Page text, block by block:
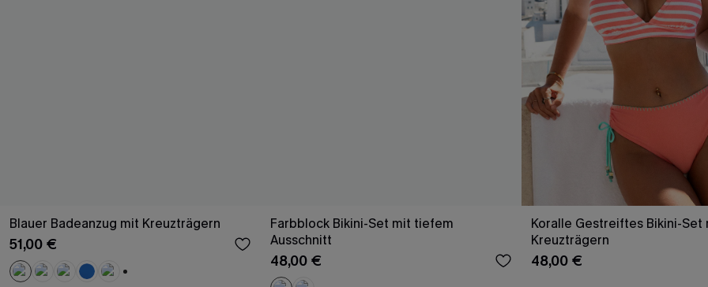
Blauer Badeanzug mit Kreuzträgern
51,00 €
Farbblock Bikini-Set mit tiefem
Ausschnitt
48,00 €
Koralle Gestreiftes Bikini-Set
Kreuzträgern
48,00 €